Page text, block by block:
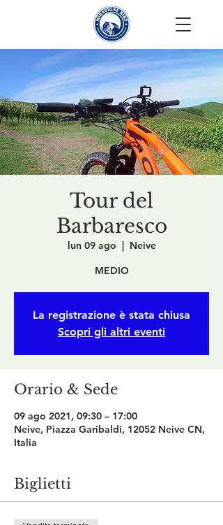
Tour del
Barbaresco
lun 09 ago
  |
Neive
MEDIO
La registrazione è stata chiusa
Scopri gli altri eventi
Orario & Sede
09 ago 2021, 09:30 – 17:00
Neive, Piazza Garibaldi, 12052 Neive CN,
Italia
Biglietti